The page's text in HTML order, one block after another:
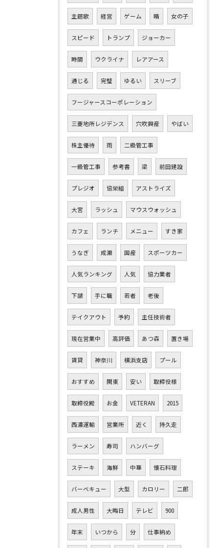
主題歌 経営 ゲーム 晴 女の子
スピード トランプ ジョーカー
時間 ウクライナ レアアース
通じる 完璧 ゆるい スリーブ
フージャースコーポレーション
三菱地所レジデンス 穴吹興産 やばい
株主優待 雨 二級管工事
一級管工事 参考書 梁 前田建設
プレジオ 協栄組 アストライズ
大宮 ラッシュ マウスウォッシュ
カフェ ランチ メニュー すき家
うなぎ 成瀬 国産 スポーツカー
人気ランキング 人気 協力業者
下請 手に職 若者 老後
テイクアウト 予約 主任技術者
現在営業中 高評価 あつ森 置き場
賃貸 神奈川 横浜支店 プール
おすすめ 関東 安い 取締役様
取締役殿 お金 VETERAN 2015
西濃運輸 営業所 近く 持久走
ラーメン 寿司 ハンバーグ
ステーキ 海鮮 中華 懐石料理
バーベキュー 大型 カロリー 二郎
成人男性 大晦日 テレビ 900
年末 いつから 分 仕事納め